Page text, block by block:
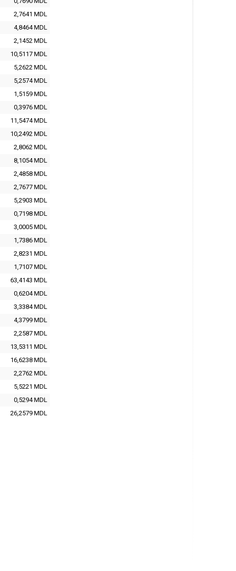
2,7641 MDL
4,8464 MDL
2,1452 MDL
10,5117 MDL
5,2622 MDL
5,2574 MDL
1,5159 MDL
0,3976 MDL
11,5474 MDL
10,2492 MDL
2,8062 MDL
8,1054 MDL
2,4858 MDL
2,7677 MDL
5,2903 MDL
0,7198 MDL
3,0005 MDL
1,7386 MDL
2,8231 MDL
1,7107 MDL
63,4143 MDL
0,6204 MDL
3,3384 MDL
4,3799 MDL
2,2587 MDL
13,5311 MDL
16,6238 MDL
2,2762 MDL
5,5221 MDL
0,5294 MDL
26,2579 MDL